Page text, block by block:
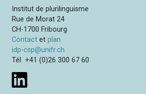
Institut de plurilinguisme
Rue de Morat 24
CH-1700 Fribourg
Contact etplan
idp-csp@unifr.ch
Tél +41 (0)26 300 67 60